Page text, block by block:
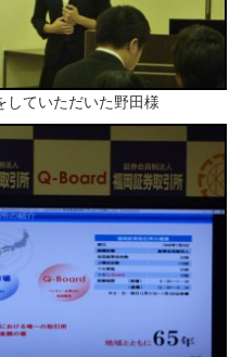
していただいた野田様